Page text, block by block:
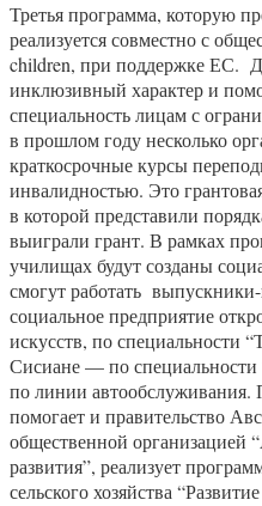
Третья программа, которую
реализуется совместно с
children, при поддержке ЕС.
инклюзивный характер и
специальность лицам с
в прошлом году несколько
краткосрочные курсы
инвалидностью. Это
в которой представили
выиграли грант. В рамках
училищах будут созданы
смогут работать
социальное предприятие
искусств, по специальности
Сисиане — по
по линии автообслуживания.
помогает и правительство
общественной организацией
развития”, реализует
сельского хозяйства